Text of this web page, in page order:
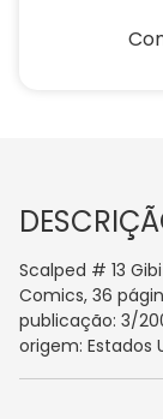
Scalped # 13
Comics, 36
publicação: 3/
origem: Estados